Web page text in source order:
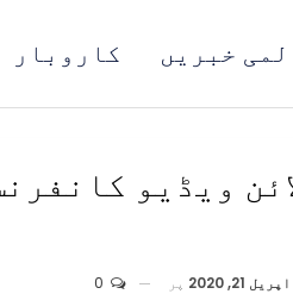
کاروبار خبریں
ویڈیو
اپریل 21, 2020 پر